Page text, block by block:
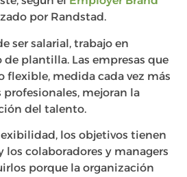
por Randstad.
ser salarial, trabajo en
plantilla. Las empresas que
flexible, medida cada vez más
mejoran la
del talento.
los objetivos tienen
los colaboradores y managers
porque la organización